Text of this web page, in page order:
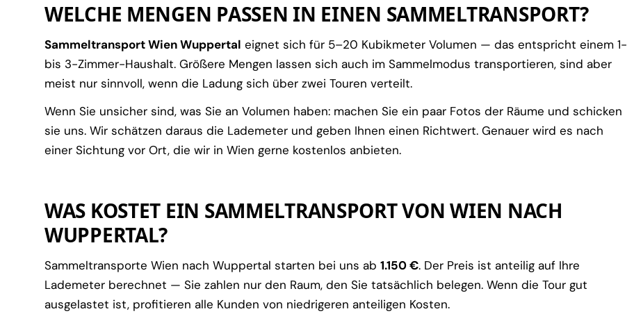
WELCHE MENGEN PASSEN IN EINEN SAMMELTRANSPORT?
Sammeltransport Wien Wuppertal eignet sich für 5–20 Kubikmeter Volumen — das entspricht einem 1-
bis 3-Zimmer-Haushalt. Größere Mengen lassen sich auch im Sammelmodus transportieren, sind aber
meist nur sinnvoll, wenn die Ladung sich über zwei Touren verteilt.
Wenn Sie unsicher sind, was Sie an Volumen haben: machen Sie ein paar Fotos der Räume und schicken
sie uns. Wir schätzen daraus die Lademeter und geben Ihnen einen Richtwert. Genauer wird es nach
einer Sichtung vor Ort, die wir in Wien gerne kostenlos anbieten.
WAS KOSTET EIN SAMMELTRANSPORT VON WIEN NACH
WUPPERTAL?
Sammeltransporte Wien nach Wuppertal starten bei uns ab 1.150 €. Der Preis ist anteilig auf Ihre
Lademeter berechnet — Sie zahlen nur den Raum, den Sie tatsächlich belegen. Wenn die Tour gut
ausgelastet ist, profitieren alle Kunden von niedrigeren anteiligen Kosten.